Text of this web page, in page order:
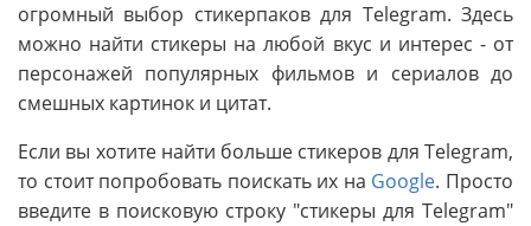
огромный выбор стикерпаков для Telegram. Здесь
можно найти стикеры на любой вкус и интерес - от
персонажей популярных фильмов и сериалов до
смешных картинок и цитат.
Если вы хотите найти больше стикеров для Telegram,
то стоит попробовать поискать их на Google. Просто
введите в поисковую строку "стикеры для Telegram"